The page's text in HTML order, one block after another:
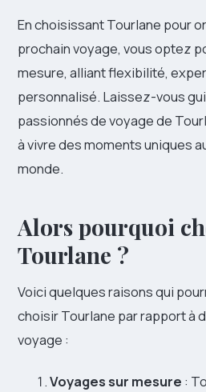
En choisissant Tourlane pour
prochain voyage, vous optez
mesure, alliant flexibilité,
personnalisé. Laissez-vous
passionnés de voyage de
à vivre des moments uniques
monde.
Alors pourquoi
Tourlane ?
Voici quelques raisons qui
choisir Tourlane par rapport à
voyage :
Voyages sur mesure :